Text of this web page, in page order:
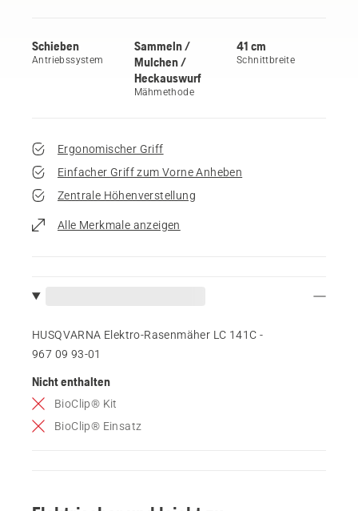
Schieben
Antriebssystem
Sammeln /
Mulchen /
Heckauswurf
Mähmethode
41 cm
Schnittbreite
Ergonomischer Griff
Einfacher Griff zum Vorne Anheben
Zentrale Höhenverstellung
Alle Merkmale anzeigen
HUSQVARNA Elektro-Rasenmäher LC 141C -
967 09 93‑01
Nicht enthalten
BioClip® Kit
BioClip® Einsatz